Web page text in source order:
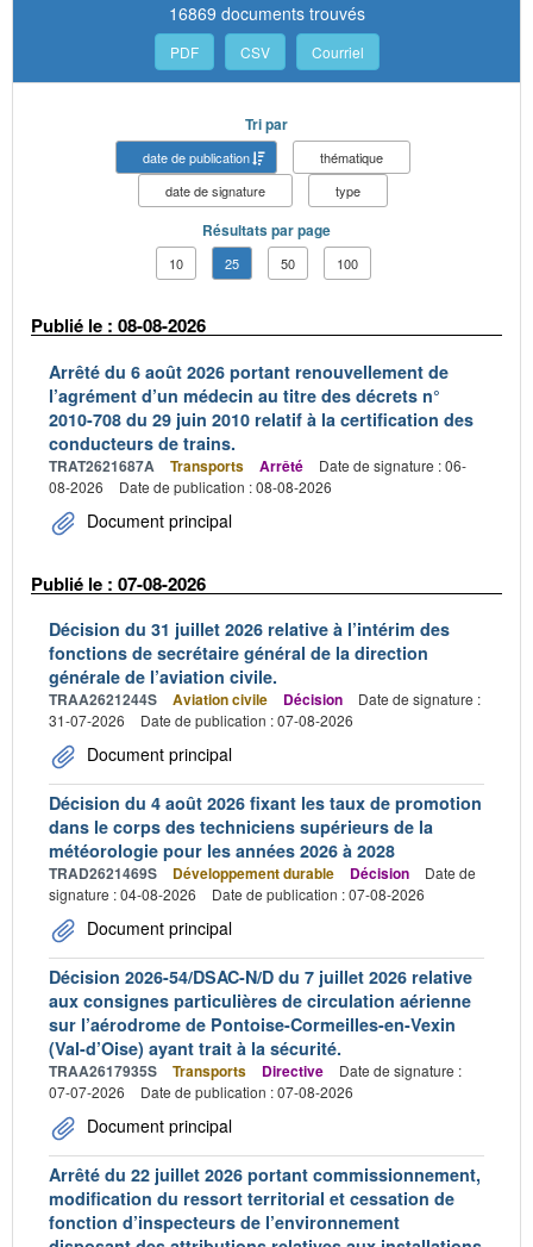
16869 documents trouvés
PDF CSV Courriel
Tri par
date de publication
thématique
date de signature
type
Résultats par page
10 25 50 100
Publié le : 08-08-2026
Arrêté du 6 août 2026 portant renouvellement de
l’agrément d’un médecin au titre des décrets n°
2010-708 du 29 juin 2010 relatif à la certification des
conducteurs de trains.
TRAT2621687A Transports Arrêté
Date de signature : 06-
08-2026
Date de publication : 08-08-2026
Document principal
Publié le : 07-08-2026
Décision du 31 juillet 2026 relative à l’intérim des
fonctions de secrétaire général de la direction
générale de l’aviation civile.
TRAA2621244S Aviation civile Décision
Date de signature :
31-07-2026
Date de publication : 07-08-2026
Document principal
Décision du 4 août 2026 fixant les taux de promotion
dans le corps des techniciens supérieurs de la
météorologie pour les années 2026 à 2028
TRAD2621469S Développement durable Décision
Date de
signature : 04-08-2026
Date de publication : 07-08-2026
Document principal
Décision 2026-54/DSAC-N/D du 7 juillet 2026 relative
aux consignes particulières de circulation aérienne
sur l’aérodrome de Pontoise-Cormeilles-en-Vexin
(Val-d’Oise) ayant trait à la sécurité.
TRAA2617935S Transports Directive
Date de signature :
07-07-2026
Date de publication : 07-08-2026
Document principal
Arrêté du 22 juillet 2026 portant commissionnement,
modification du ressort territorial et cessation de
fonction d’inspecteurs de l’environnement